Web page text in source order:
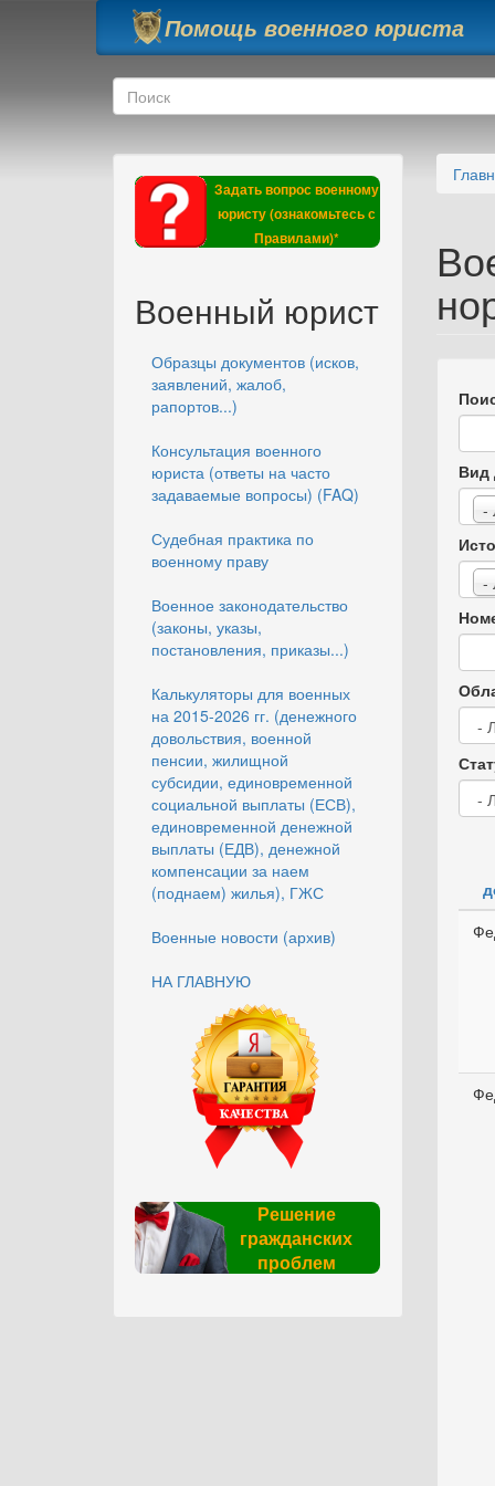
Перейти к основному содержанию
Помощь военного юриста
Форма поиска
Поиск
Задать вопрос военному
юристу (ознакомьтесь с
Правилами)*
Военный юрист
Образцы документов (исков,
заявлений, жалоб,
рапортов...)
Консультация военного
юриста (ответы на часто
задаваемые вопросы) (FAQ)
Судебная практика по
военному праву
Военное законодательство
(законы, указы,
постановления, приказы...)
Калькуляторы для военных
на 2015-2026 гг. (денежного
довольствия, военной
пенсии, жилищной
субсидии, единовременной
социальной выплаты (ЕСВ),
единовременной денежной
выплаты (ЕДВ), денежной
компенсации за наем
(поднаем) жилья), ГЖС
Военные новости (архив)
НА ГЛАВНУЮ
Решение
гражданских
проблем
Вид
-
-